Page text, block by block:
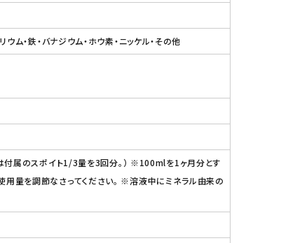
ウム・鉄・バナジウム・ホウ素・ニッケル・その他
属のスポイト1/3量を3回分。） ※100mlを1ヶ月分とす
量を調節なさってください。 ※溶液中にミネラル由来の